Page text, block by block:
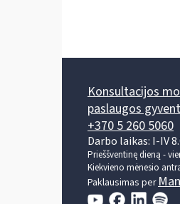
Konsultacijos
paslaugos
+370 5 260 5060
Darbo laikas: I-IV
Prieššventinę dieną -
Kiekvieno mėnesio
Paklausimas per